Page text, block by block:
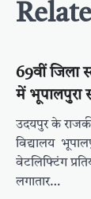
69वीं जिला
में भूपालपुरा
उदयपुर के
विद्यालय
वेटलिफ्टिंग
लगातार…